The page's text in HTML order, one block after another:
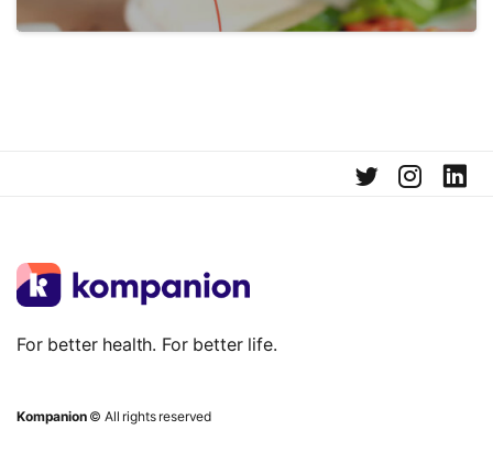
For better health. For better life.
Kompanion© All rights reserved